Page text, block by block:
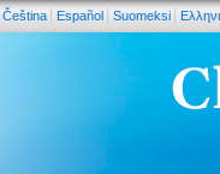
Čeština Español Suomeksi